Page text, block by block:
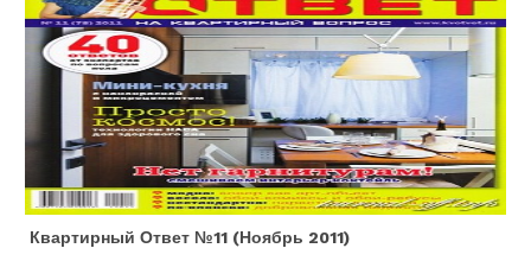
Квартирный Ответ №11 (ноябрь 2011)